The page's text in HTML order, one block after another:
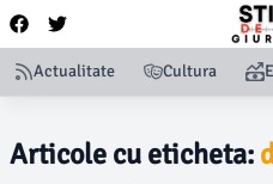
Actualitate Cultura
Articole cu eticheta: